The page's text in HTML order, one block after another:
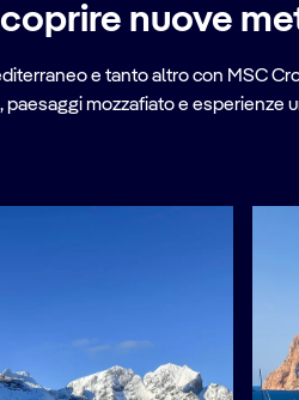
nuove
e tanto altro con MSC
paesaggi mozzafiato e esperienze